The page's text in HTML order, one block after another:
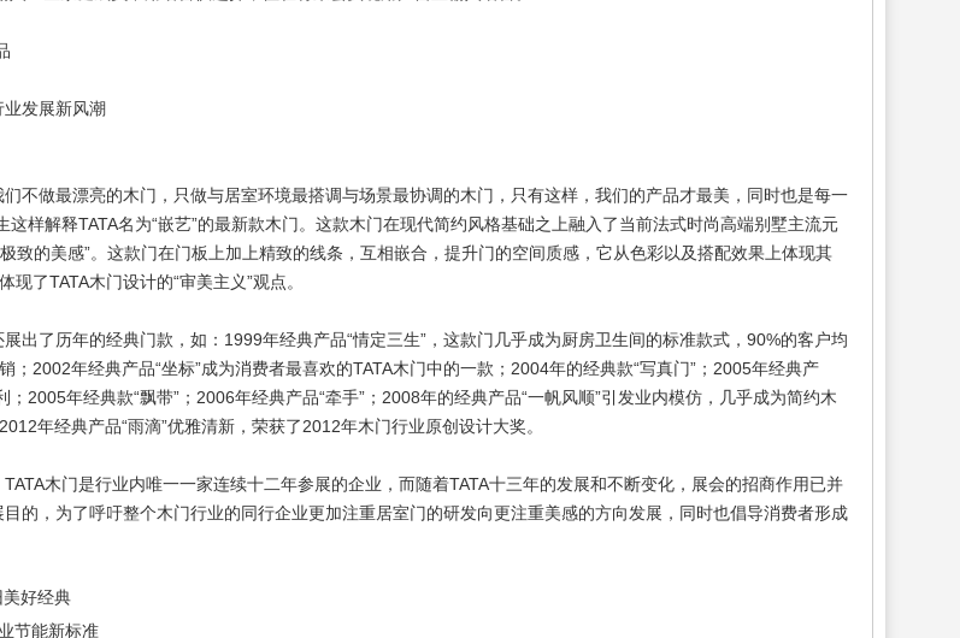
品
业发展新风潮
做最漂亮的木门，只做与居室环境最搭调与场景最协调的木门，只有这样，我们的产品才最美，同时也是每一
这样解释TATA名为“嵌艺”的最新款木门。这款木门在现代简约风格基础之上融入了当前法式时尚高端别墅主流元
致的美感”。这款门在门板上加上精致的线条，互相嵌合，提升门的空间质感，它从色彩以及搭配效果上体现其
了TATA木门设计的“审美主义”观点。
了历年的经典门款，如：1999年经典产品“情定三生”，这款门几乎成为厨房卫生间的标准款式，90%的客户均
；2002年经典产品“坐标”成为消费者最喜欢的TATA木门中的一款；2004年的经典款“写真门”；2005年经典产
2005年经典款“飘带”；2006年经典产品“牵手”；2008年的经典产品“一帆风顺”引发业内模仿，几乎成为简约木
年经典产品“雨滴”优雅清新，荣获了2012年木门行业原创设计大奖。
木门是行业内唯一一家连续十二年参展的企业，而随着TATA十三年的发展和不断变化，展会的招商作用已并
的，为了呼吁整个木门行业的同行企业更加注重居室门的研发向更注重美感的方向发展，同时也倡导消费者形成
美好经典
节能新标准